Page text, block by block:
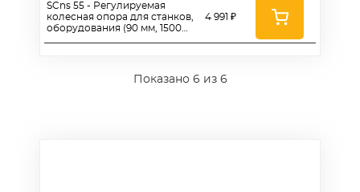
SCns 55 - Регулируемая
колесная опора для станков,
оборудования (90 мм, 1500
4 991 ₽
Показано 6 из 6